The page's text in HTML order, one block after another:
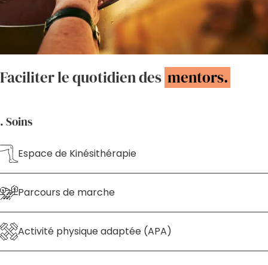
Faciliter le quotidien des mentors.
. Soins
Espace de Kinésithérapie
Parcours de marche
Activité physique adaptée (APA)